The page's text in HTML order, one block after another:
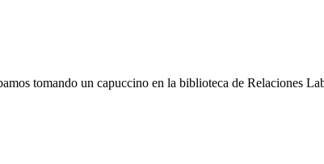
tomando un capuccino en la biblioteca de Relaciones